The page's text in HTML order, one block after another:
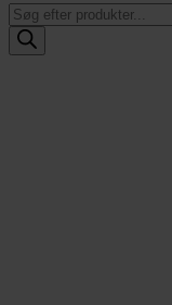
Products
search